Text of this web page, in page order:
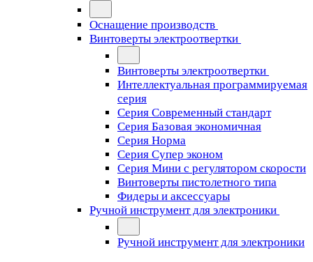
Оснащение производств
Винтоверты электроотвертки
Винтоверты электроотвертки
Интеллектуальная программируемая
серия
Серия Современный стандарт
Серия Базовая экономичная
Серия Норма
Серия Cупер эконом
Серия Мини с регулятором скорости
Винтоверты пистолетного типа
Фидеры и аксессуары
Ручной инструмент для электроники
Ручной инструмент для электроники